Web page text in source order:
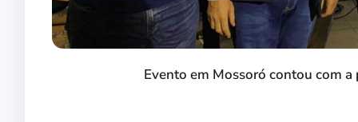
Evento em Mossoró contou com